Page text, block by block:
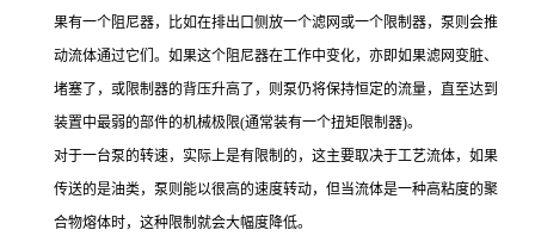
果有一个阻尼器，比如在排出口侧放一个滤网或一个限制器，泵则会推
动流体通过它们。如果这个阻尼器在工作中变化，亦即如果滤网变脏、
堵塞了，或限制器的背压升高了，则泵仍将保持恒定的流量，直至达到
装置中最弱的部件的机械极限(通常装有一个扭矩限制器)。
对于一台泵的转速，实际上是有限制的，这主要取决于工艺流体，如果
传送的是油类，泵则能以很高的速度转动，但当流体是一种高粘度的聚
合物熔体时，这种限制就会大幅度降低。